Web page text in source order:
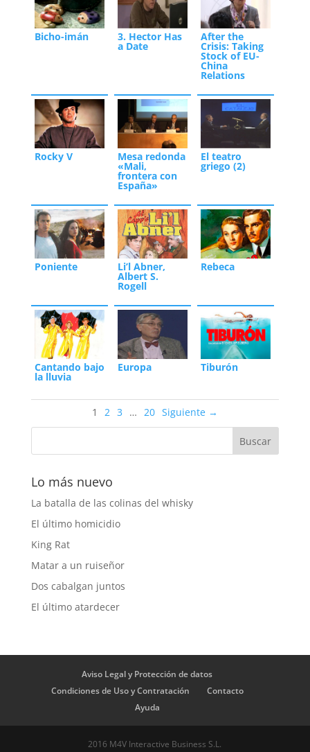
Bicho-imán 3. Hector Has
a Date
After the
Crisis: Taking
Stock of EU-
China
Relations
Rocky V Mesa redonda
«Mali,
frontera con
España»
El teatro
griego (2)
Poniente Li’l Abner,
Albert S.
Rogell
Rebeca
Cantando bajo
la lluvia
Europa Tiburón
1 2 3 … 20 Siguiente →
Lo más nuevo
La batalla de las colinas del whisky
El último homicidio
King Rat
Matar a un ruiseñor
Dos cabalgan juntos
El último atardecer
Aviso Legal y Protección de datos
Condiciones de Uso y Contratación
Contacto
Ayuda
2016 M4V Interactive Business S.L.